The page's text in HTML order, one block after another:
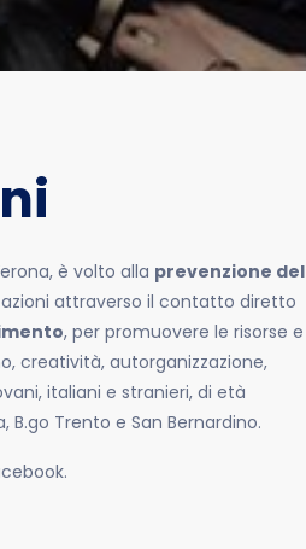
è volto alla prevenzione del
azioni attraverso il contatto diretto
, per promuovere le risorse e
creatività, autorganizzazione,
italiani e stranieri, di età
B.go Trento e San Bernardino.